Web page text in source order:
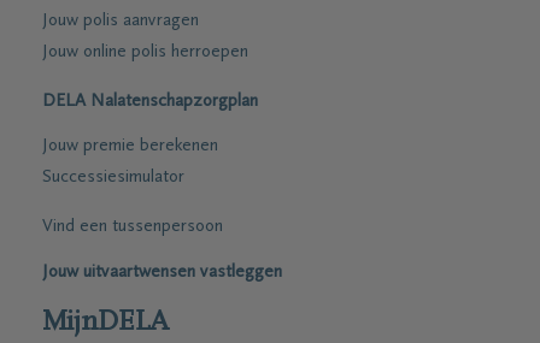
Jouw polis aanvragen
Jouw online polis herroepen
DELA Nalatenschapzorgplan
Jouw premie berekenen
Successiesimulator
Vind een tussenpersoon
Jouw uitvaartwensen vastleggen
MijnDELA